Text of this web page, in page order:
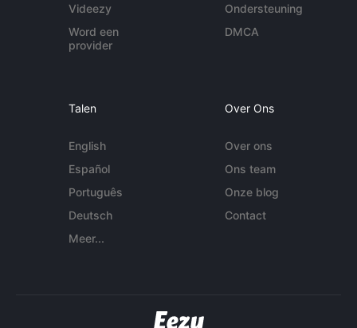
Videezy
Word een
provider
Ondersteuning
DMCA
Talen
English
Español
Português
Deutsch
Meer...
Over Ons
Over ons
Ons team
Onze blog
Contact